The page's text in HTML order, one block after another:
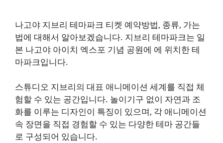
나고야 지브리 테마파크 티켓 예약방법, 종류, 가는
법에 대해서 알아보겠습니다. 지브리 테마파크는 일
본 나고야 아이치 엑스포 기념 공원에 에 위치한 테
마파크입니다.
스튜디오 지브리의 대표 애니메이션 세계를 직접 체
험할 수 있는 공간입니다. 놀이기구 없이 자연과 조
화를 이루는 디자인이 특징이 있으며, 각 애니메이션
속 장면을 직접 경험할 수 있는 다양한 테마 공간들
로 구성되어 있습니다.